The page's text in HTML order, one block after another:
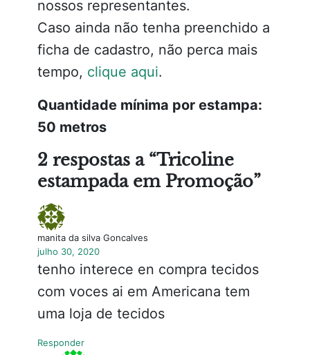
nossos representantes.
Caso ainda não tenha preenchido a
ficha de cadastro, não perca mais
tempo, clique aqui.
Quantidade mínima por estampa:
50 metros
2 respostas a “Tricoline
estampada em Promoção”
manita da silva Goncalves
julho 30, 2020
tenho interece en compra tecidos
com voces ai em Americana tem
uma loja de tecidos
Responder